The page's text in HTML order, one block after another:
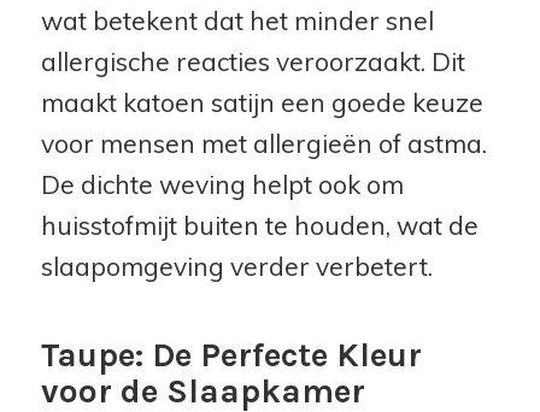
wat betekent dat het minder snel
allergische reacties veroorzaakt. Dit
maakt katoen satijn een goede keuze
voor mensen met allergieën of astma.
De dichte weving helpt ook om
huisstofmijt buiten te houden, wat de
slaapomgeving verder verbetert.
Taupe: De Perfecte Kleur
voor de Slaapkamer